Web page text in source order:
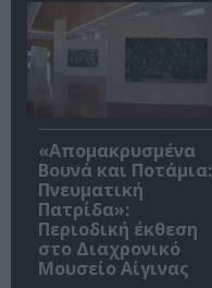
«Απομακρυσμένα
Βουνά και Ποτάμια:
Πνευματική
Πατρίδα»:
Περιοδική έκθεση
στο Διαχρονικό
Μουσείο Αίγινας